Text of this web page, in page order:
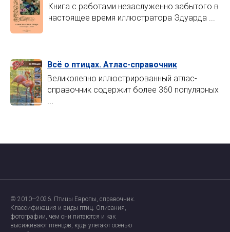
Книга с работами незаслуженно забытого в
настоящее время иллюстратора Эдуарда ...
Всё о птицах. Атлас-справочник
Великолепно иллюстрированный атлас-
справочник содержит более 360 популярных
Ресурсы
© 2010—2026. Птицы Европы, справочник.
Классификация и виды птиц. Описания,
фотографии, чем они питаются и как
высиживают птенцов, куда улетают осенью